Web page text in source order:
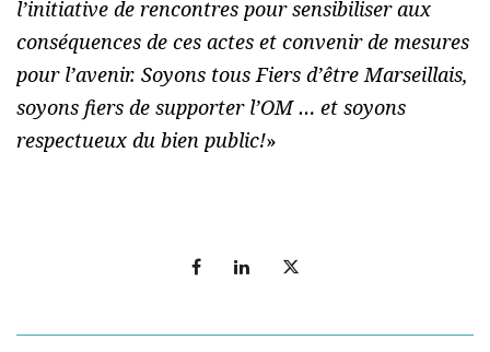
l’initiative de rencontres pour sensibiliser aux
conséquences de ces actes et convenir de mesures
pour l’avenir. Soyons tous Fiers d’être Marseillais,
soyons fiers de supporter l’OM … et soyons
respectueux du bien public!»